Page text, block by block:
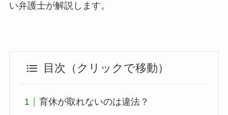
い弁護士が解説します。
目次（クリックで移動）
育休が取れないのは違法？